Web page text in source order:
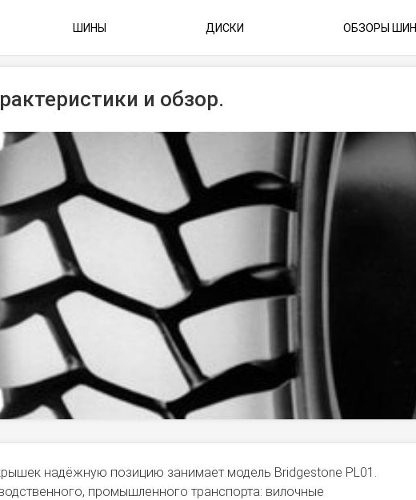
ШИНЫ ДИСКИ ОБЗОРЫ ШИН
и обзор.
надёжную позицию занимает модель Bridgestone PL01.
промышленного транспорта: вилочные